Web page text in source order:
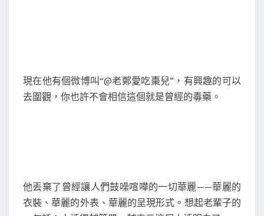
現在他有個微博叫“@老鄭愛吃棗兒”，有興趣的可以
去圍觀，你也許不會相信這個就是曾經的毒藥。
他丟棄了曾經讓人們鼓噪喧嘩的一切華麗——華麗的
衣裝、華麗的外表、華麗的呈現形式。想起老輩子的